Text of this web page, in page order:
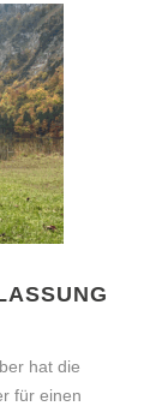
hat die
für einen